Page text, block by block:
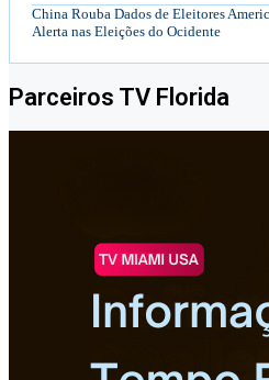
China Rouba Dados de Eleitores
Alerta nas Eleições do Ocidente
Parceiros TV Florida